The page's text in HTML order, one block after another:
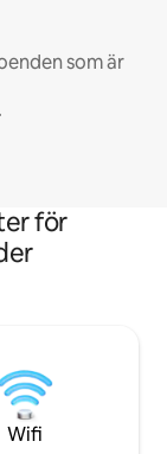
som är
för
Wifi